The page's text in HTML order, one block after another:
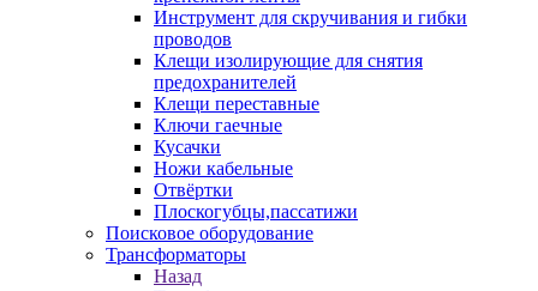
Инструмент для скручивания и гибки
проводов
Клещи изолирующие для снятия
предохранителей
Клещи переставные
Ключи гаечные
Кусачки
Ножи кабельные
Отвёртки
Плоскогубцы,пассатижи
Поисковое оборудование
Трансформаторы
Назад